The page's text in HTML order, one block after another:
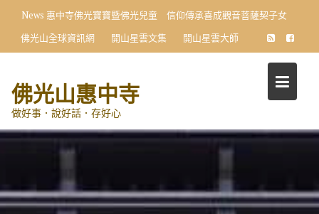
content
News 惠中寺佛光寶寶暨佛光兒童 信仰傳承喜成觀音菩薩契子女
佛光山全球資訊網
開山星雲文集 開山星雲大師
佛光山惠中寺
做好事．說好話．存好心